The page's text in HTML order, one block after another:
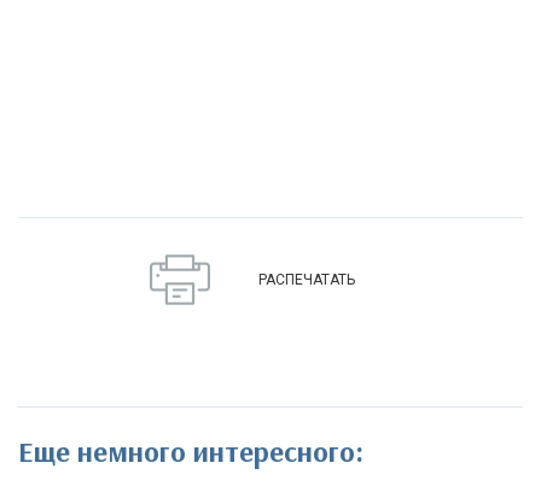
РАСПЕЧАТАТЬ
Еще немного интересного: